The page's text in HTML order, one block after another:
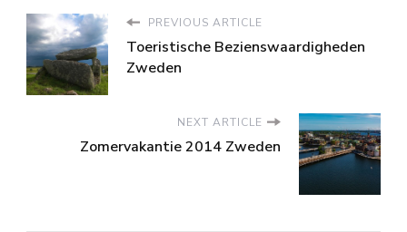
PREVIOUS ARTICLE
Toeristische Bezienswaardigheden
Zweden
NEXT ARTICLE
Zomervakantie 2014 Zweden